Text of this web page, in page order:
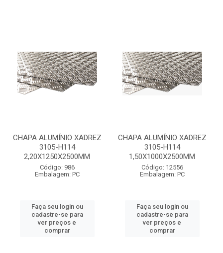
CHAPA ALUMÍNIO XADREZ
3105-H114
2,20X1250X2500MM
Código: 986
Embalagem: PC
Faça seu login ou
cadastre-se para
ver preços e
comprar
CHAPA ALUMÍNIO XADREZ
3105-H114
1,50X1000X2500MM
Código: 12556
Embalagem: PC
Faça seu login ou
cadastre-se para
ver preços e
comprar